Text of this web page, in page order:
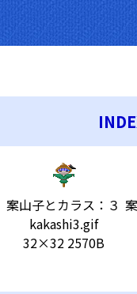
案山子とカラス：３
kakashi3.gif
32×32 2570B